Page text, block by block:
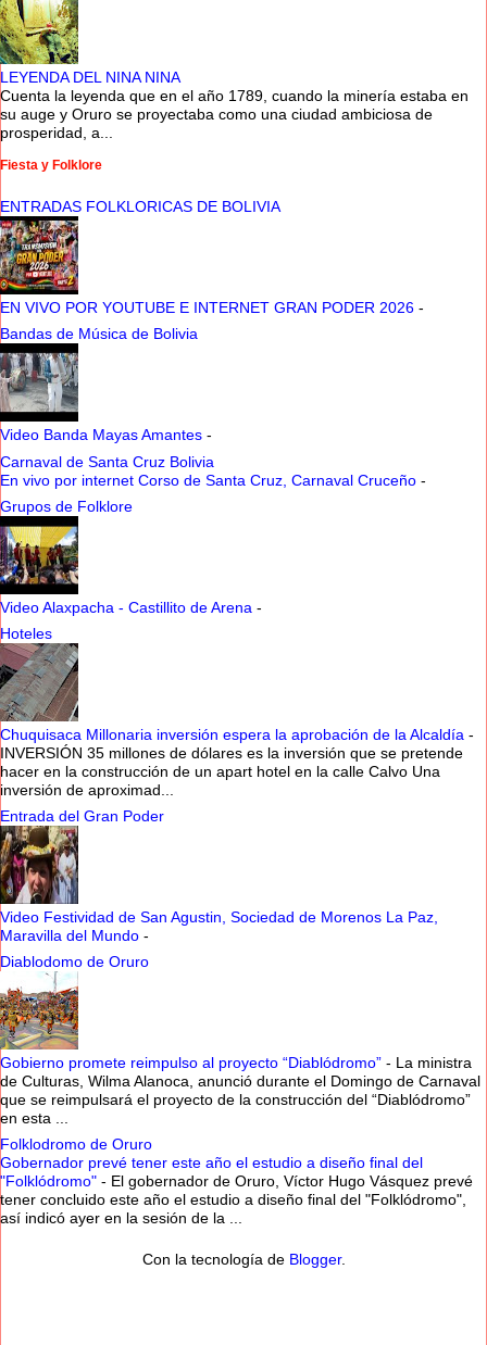
LEYENDA DEL NINA NINA
Cuenta la leyenda que en el año 1789, cuando la minería estaba en
su auge y Oruro se proyectaba como una ciudad ambiciosa de
prosperidad, a...
Fiesta y Folklore
ENTRADAS FOLKLORICAS DE BOLIVIA
EN VIVO POR YOUTUBE E INTERNET GRAN PODER 2026 -
Bandas de Música de Bolivia
Video Banda Mayas Amantes -
Carnaval de Santa Cruz Bolivia
En vivo por internet Corso de Santa Cruz, Carnaval Cruceño -
Grupos de Folklore
Video Alaxpacha - Castillito de Arena -
Hoteles
Chuquisaca Millonaria inversión espera la aprobación de la Alcaldía -
INVERSIÓN 35 millones de dólares es la inversión que se pretende
hacer en la construcción de un apart hotel en la calle Calvo Una
inversión de aproximad...
Entrada del Gran Poder
Video Festividad de San Agustin, Sociedad de Morenos La Paz,
Maravilla del Mundo -
Diablodomo de Oruro
Gobierno promete reimpulso al proyecto “Diablódromo” - La ministra
de Culturas, Wilma Alanoca, anunció durante el Domingo de Carnaval
que se reimpulsará el proyecto de la construcción del “Diablódromo”
en esta ...
Folklodromo de Oruro
Gobernador prevé tener este año el estudio a diseño final del
"Folklódromo" - El gobernador de Oruro, Víctor Hugo Vásquez prevé
tener concluido este año el estudio a diseño final del "Folklódromo",
así indicó ayer en la sesión de la ...
Con la tecnología de Blogger.